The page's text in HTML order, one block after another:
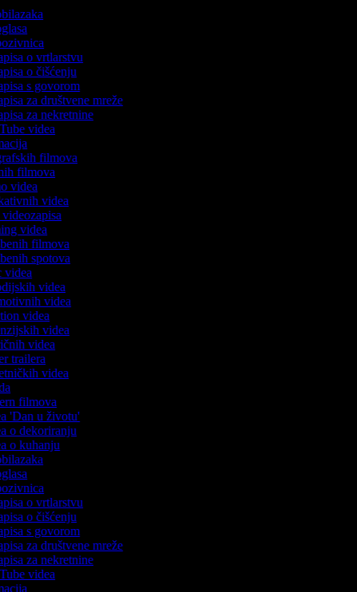
o vrtlarstvu
o čišćenju
s govorom
za društvene mreže
za nekretnine
videa
filmova
filmova
videa
videa
videa
filmova
spotova
videa
videa
videa
videa
videa
videa
trailera
videa
filmova
'Dan u životu'
o dekoriranju
o kuhanju
o vrtlarstvu
o čišćenju
s govorom
za društvene mreže
za nekretnine
videa